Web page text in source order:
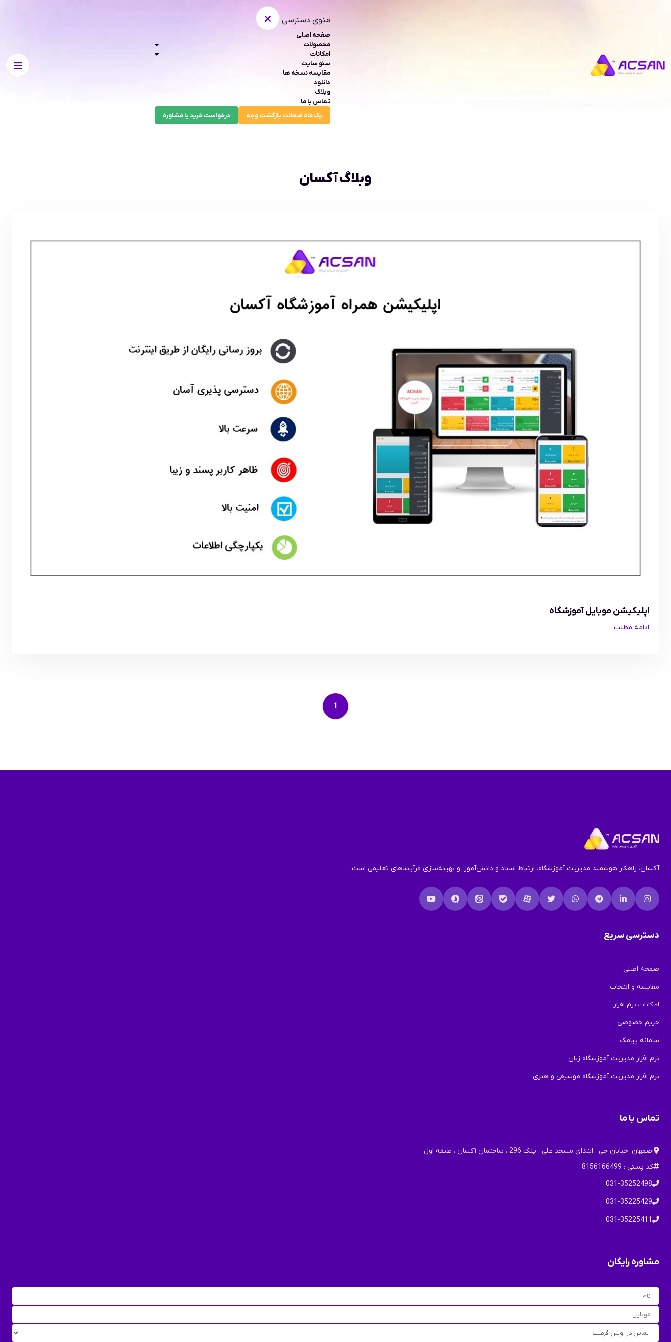
منوی دسترسی
صفحه اصلی
محصولات
امکانات
سئو سایت
مقایسه نسخه ها
دانلود
وبلاگ
تماس با ما
یک ماه ضمانت بازگشت وجه
درخواست خرید یا مشاوره
وبلاگ آکسان
اپلیکیشن موبایل آموزشگاه
ادامه مطلب
1
آکسان، راهکار هوشمند مدیریت آموزشگاه، ارتباط استاد و دانش‌آموز، و بهینه‌سازی فرآیندهای تعلیمی است.
دسترسی سریع
صفحه اصلی
مقایسه و انتخاب
امکانات نرم افزار
حریم خصوصی
سامانه پیامک
نرم افزار مدیریت آموزشگاه زبان
نرم افزار مدیریت آموزشگاه موسیقی و هنری
تماس با ما
اصفهان ،خیابان جی ، ابتدای مسجد علی ، پلاک 296 ، ساختمان آکسان ، طبقه اول
کد پستی : 8156166499
031-35252498
031-35225429
031-35225411
مشاوره رایگان